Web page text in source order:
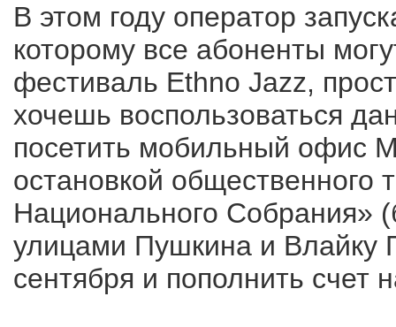
В этом году оператор
которому все абоненты
фестиваль Ethno Jazz,
хочешь воспользоваться
посетить мобильный офис
остановкой общественного
Национального
улицами Пушкина и Влайку
сентября и пополнить счет